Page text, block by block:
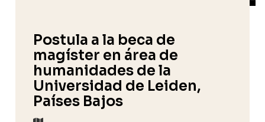
Postula a la beca de
magíster en área de
humanidades de la
Universidad de Leiden,
Países Bajos